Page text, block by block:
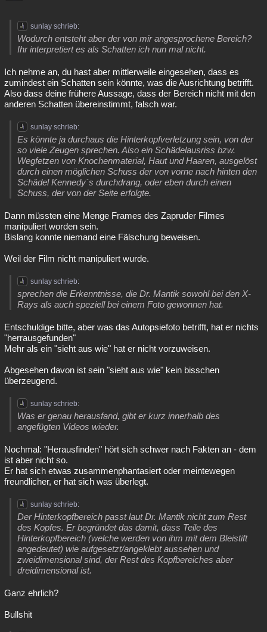
sunlay schrieb:
Wodurch entsteht aber der von mir angesprochene Bereich?
Ihr interpretiert es als Schatten ich nun mal nicht.
Ich nehme an, du hast aber mittlerweile eingesehen, dass es
zumindest ein Schatten sein könnte, was die Ausrichtung betrifft.
Also dass deine frühere Aussage, dass der Bereich nicht mit den
anderen Schatten übereinstimmt, falsch war.
sunlay schrieb:
Es könnte ja durchaus die Hinterkopfverletzung sein, von der
so viele Zeugen sprechen. Also ein Schädelausriss bzw.
Wegfetzen von Knochenmaterial, Haut und Haaren, ausgelöst
durch einen möglichen Schuss der von vorne nach hinten den
Schädel Kennedy´s durchdrang, oder eben durch einen
Schuss, der von der Seite erfolgte.
Dann müssten eine Menge Frames des Zapruder Filmes
manipuliert worden sein.
Bislang konnte niemand eine Fälschung beweisen.
Weil der Film nicht manipuliert wurde.
sunlay schrieb:
sprechen die Erkenntnisse, die Dr. Mantik sowohl bei den X-
Rays als auch speziell bei einem Foto gewonnen hat.
Entschuldige bitte, aber was das Autopsiefoto betrifft, hat er nichts
"herrausgefunden"
Mehr als ein "sieht aus wie" hat er nicht vorzuweisen.
Abgesehen davon ist sein "sieht aus wie" kein bisschen
überzeugend.
sunlay schrieb:
Was er genau herausfand, gibt er kurz innerhalb des
angefügten Videos wieder.
Nochmal: "Herausfinden" hört sich schwer nach Fakten an - dem
ist aber nicht so.
Er hat sich etwas zusammenphantasiert oder meintewegen
freundlicher, er hat sich was überlegt.
sunlay schrieb:
Der Hinterkopfbereich passt laut Dr. Mantik nicht zum Rest
des Kopfes. Er begründet das damit, dass Teile des
Hinterkopfbereich (welche werden von ihm mit dem Bleistift
angedeutet) wie aufgesetzt/angeklebt aussehen und
zweidimensional sind, der Rest des Kopfbereiches aber
dreidimensional ist.
Ganz ehrlich?
Bullshit